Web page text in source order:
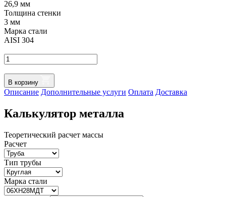
26,9 мм
Толщина стенки
3 мм
Марка стали
AISI 304
В корзину
Oписание Дополнительные услуги Оплата Доставка
Калькулятор металла
Теоретический расчет массы
Расчет
Тип трубы
Марка стали